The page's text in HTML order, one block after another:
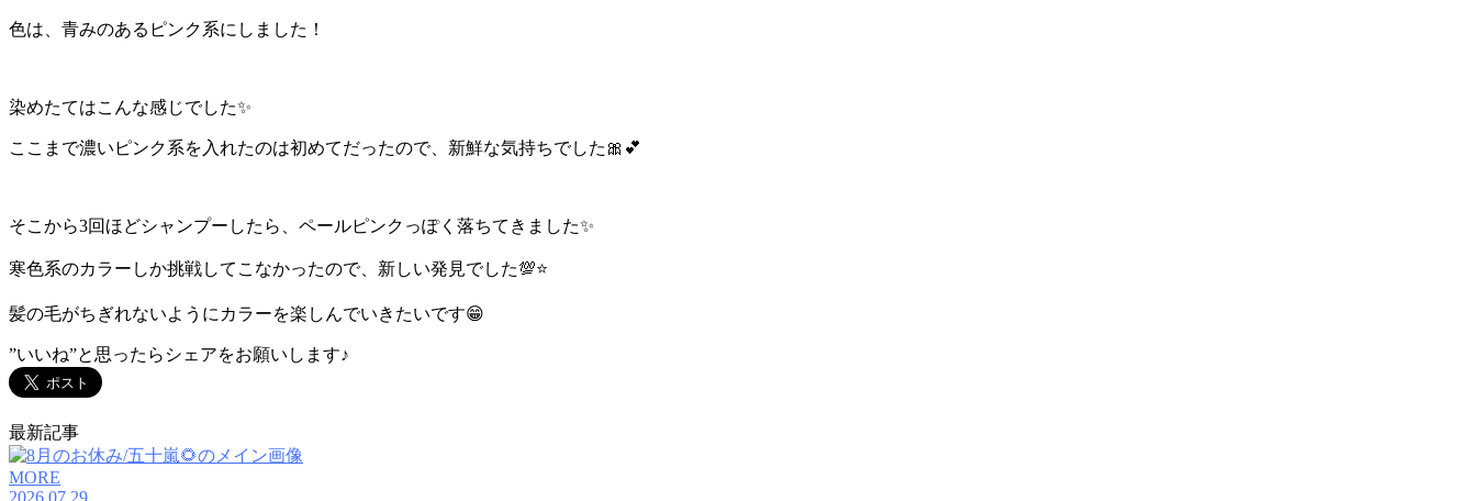
色は、青みのあるピンク系にしました！
染めたてはこんな感じでした✨️
ここまで濃いピンク系を入れたのは初めてだったので、新鮮な気持ちでした🎀💕
そこから3回ほどシャンプーしたら、ペールピンクっぽく落ちてきました✨️
寒色系のカラーしか挑戦してこなかったので、新しい発見でした💯⭐️
髪の毛がちぎれないようにカラーを楽しんでいきたいです😁
”いいね”と思ったらシェアをお願いします♪
最新記事
MORE